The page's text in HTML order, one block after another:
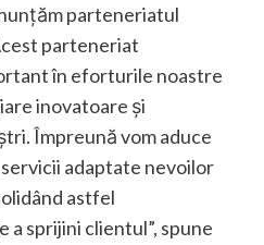
parteneriatul
parteneriat
în eforturile noastre
inovatoare și
Împreună vom aduce
adaptate nevoilor
astfel
a sprijini clientul”, spune